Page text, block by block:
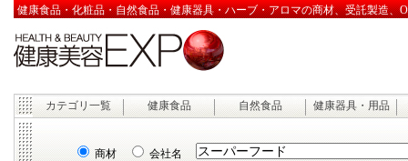
健康食品・化粧品・自然食品・健康器具・ハーブ・アロマの商材、受託製造、
カテゴリ一覧 健康食品 自然食品 健康器具・用品
商材 会社名